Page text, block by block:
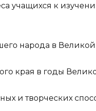
учащихся к
народа в
края в годы
и творческих